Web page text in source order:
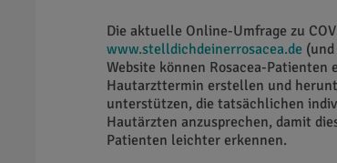
Die aktuelle Online-Umfrage zu
www.stelldichdeinerrosacea.de (und
Website können Rosacea-
Hautarzttermin erstellen und
unterstützen, die tatsächlichen
Hautärzten anzusprechen, damit
Patienten leichter erkennen.